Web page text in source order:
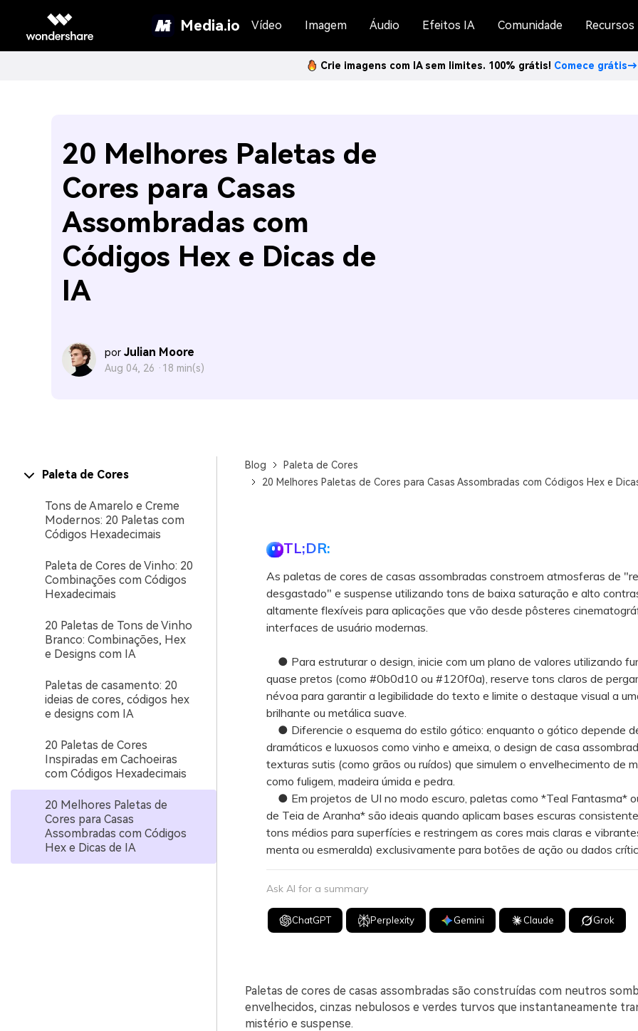
Media.io Vídeo Imagem Áudio Efeitos IA Comunidade Recursos
Crie imagens com IA sem limites. 100% grátis! Comece grátis→
20 Melhores Paletas de
Cores para Casas
Assombradas com
Códigos Hex e Dicas de
IA
por Julian Moore
Aug 04, 26 · 18 min(s)
Paleta de Cores
Tons de Amarelo e Creme
Modernos: 20 Paletas com
Códigos Hexadecimais
Paleta de Cores de Vinho: 20
Combinações com Códigos
Hexadecimais
20 Paletas de Tons de Vinho
Branco: Combinações, Hex
e Designs com IA
Paletas de casamento: 20
ideias de cores, códigos hex
e designs com IA
20 Paletas de Cores
Inspiradas em Cachoeiras
com Códigos Hexadecimais
20 Melhores Paletas de
Cores para Casas
Assombradas com Códigos
Hex e Dicas de IA
Blog
Paleta de Cores
20 Melhores Paletas de Cores para Casas Assombradas com Códigos Hex e
TL;DR:
As paletas de cores de casas assombradas constroem atmosferas de
desgastado" e suspense utilizando tons de baixa saturação e alto
altamente flexíveis para aplicações que vão desde pôsteres
interfaces de usuário modernas.
● Para estruturar o design, inicie com um plano de valores utilizando
quase pretos (como #0b0d10 ou #120f0a), reserve tons claros de
névoa para garantir a legibilidade do texto e limite o destaque visual a
brilhante ou metálica suave.
● Diferencie o esquema do estilo gótico: enquanto o gótico depende
dramáticos e luxuosos como vinho e ameixa, o design de casa
texturas sutis (como grãos ou ruídos) que simulem o envelhecimento de
como fuligem, madeira úmida e pedra.
● Em projetos de UI no modo escuro, paletas como *Teal Fantasma*
de Teia de Aranha* são ideais quando aplicam bases escuras
tons médios para superfícies e restringem as cores mais claras e
menta ou esmeralda) exclusivamente para botões de ação ou dados
Ask AI for a summary
ChatGPT Perplexity Gemini Claude Grok
Paletas de cores de casas assombradas são construídas com neutros
envelhecidos, cinzas nebulosos e verdes turvos que instantaneamente
mistério e suspense.